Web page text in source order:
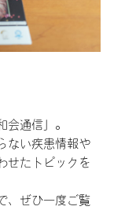
会通信」。
ない疾患情報や
せたトピックを
、ぜひ一度ご覧